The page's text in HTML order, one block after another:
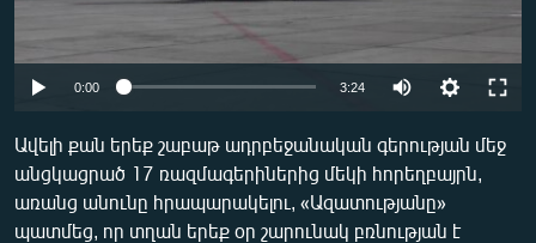
ՄՇԱԿՈՒՅԹ
ՍՊՈՐՏ
ՏՏ ԵՒ ԻՆՏԵՐՆԵՏ
ԿՈՐՈՆԱՎԻՐՈՒՍ
Auto 240p 360p 480p
0:00 3:24
360p
480p
Ավելի քան երեք շաբաթ ադրբեջանական գերության մեջ
անցկացրած 17 ռազմագերիներից մեկի հորեղբայրն,
առանց անունը հրապարակելու, «Ազատությանը»
պատմեց, որ տղան երեք օր շարունակ բռնության է